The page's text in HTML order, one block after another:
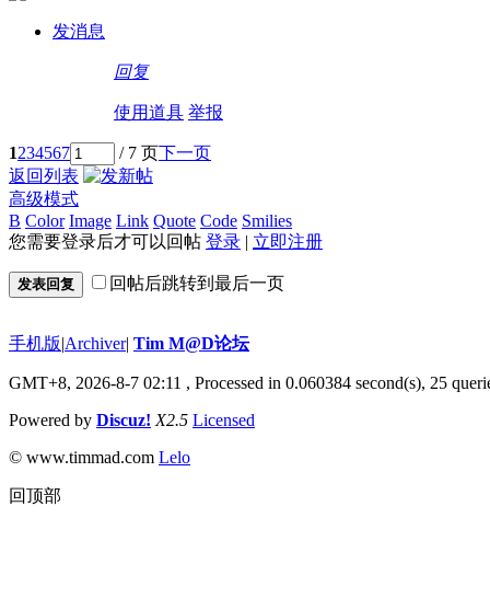
发消息
回复
使用道具 举报
1234567 / 7 页下一页
返回列表
高级模式
B Color Image Link Quote Code Smilies
您需要登录后才可以回帖 登录 | 立即注册
发表回复 回帖后跳转到最后一页
手机版|Archiver| Tim M@D论坛
GMT+8, 2026-8-7 02:11 , Processed in 0.060384 second(s), 25
Powered by Discuz! X2.5 Licensed
© www.timmad.com Lelo
回顶部